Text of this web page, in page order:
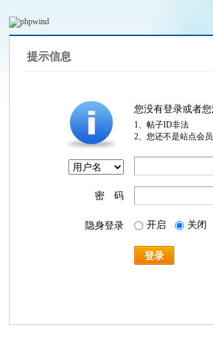
提示信息
您没有登录或者
1、帖子ID非法
2、您还不是站点会
密 码
隐身登录 开启 关闭
登录